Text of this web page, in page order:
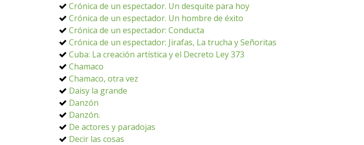
Crónica de un espectador. Un desquite para hoy
Crónica de un espectador. Un hombre de éxito
Crónica de un espectador: Conducta
Crónica de un espectador: Jirafas, La trucha y Señoritas
Cuba: La creación artística y el Decreto Ley 373
Chamaco
Chamaco, otra vez
Daisy la grande
Danzón
Danzón.
De actores y paradojas
Decir las cosas